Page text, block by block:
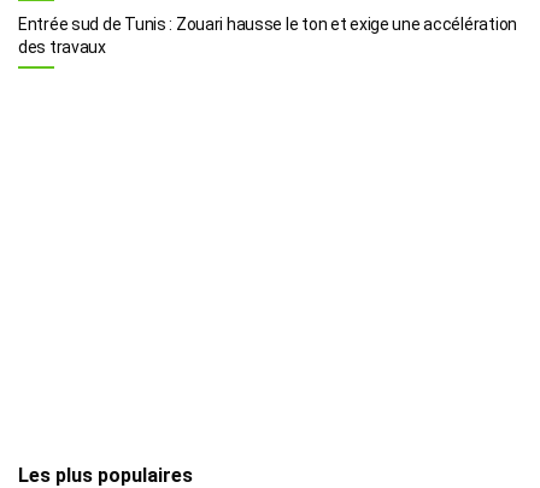
Entrée sud de Tunis : Zouari hausse le ton et exige une accélération
des travaux
Les plus populaires